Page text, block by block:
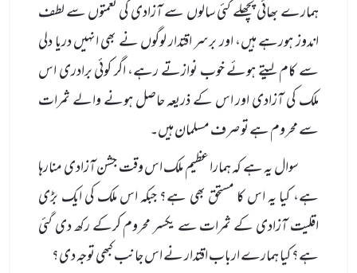
ہمارے بھائی پچھلے کئی سالوں سے آزادی کی نعمتوں سے لطف
اندوز ہورہے ہیں، اور برسر اقتدار لوگوں نے بھی انہیں دریا دلی
سے کام لیتے ہوئے خوب نوازتے رہے، اگر کوئی برادری اس
ملک کی آزادی اور اس کے ذریعہ حاصل ہونے والے ثمرات
سے محروم ہے تو صرف مسلمان ہیں۔
سوال یہ ہے کہ ہمارا عظیم ملک اس وقت جشن آزادی منارہا
ہے، کیا یہ اس کا مستحق بھی ہے؟ جبکہ اس ملک کی ایک بڑی
اقلیت آزادی کے ثمرات سے یکسر محروم کرکے رکھ دی گئی
ہے؟ کیا ہمارے ارباب اقتدار نے اس جانب کبھی توجہ دی؟